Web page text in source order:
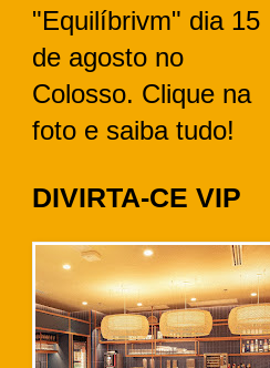
"Equilíbrivm" dia 15
de agosto no
Colosso. Clique na
foto e saiba tudo!
DIVIRTA-CE VIP